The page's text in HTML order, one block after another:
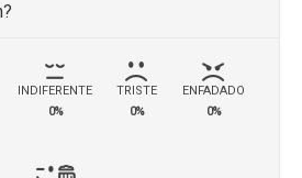
INDIFERENTE
0%
TRISTE
0%
ENFADADO
0%